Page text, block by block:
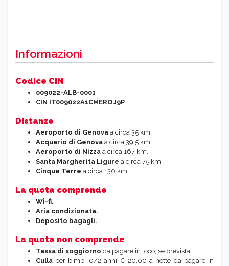
Informazioni
Codice CIN
009022-ALB-0001
CIN IT009022A1CMEROJ9P
Distanze
Aeroporto di Genova a circa 35 km.
Acquario di Genova a circa 39,5 km.
Aeroporto di Nizza a circa 167 km.
Santa Margherita Ligure a circa 75 km.
Cinque Terre a circa 130 km.
La quota comprende
Wi-fi.
Aria condizionata.
Deposito bagagli.
La quota non comprende
Tassa di soggiorno da pagare in loco, se prevista.
Culla per bimbi 0/2 anni € 20,00 a notte da pagare in